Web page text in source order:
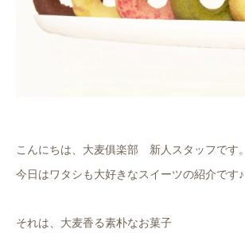
こんにちは、大麦俱楽部 新人スタッフです。
今日はワタシも大好きなスイーツの紹介です♪
それは、大麦香る素朴なお菓子